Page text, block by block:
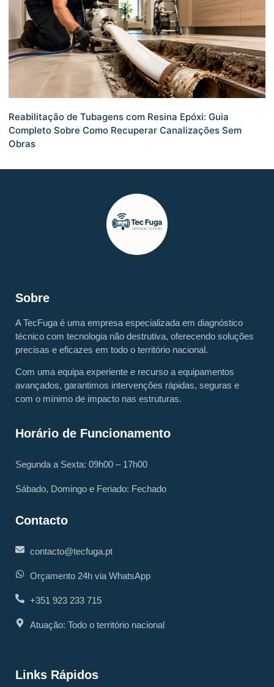
Reabilitação de Tubagens com Resina Epóxi: Guia
Completo Sobre Como Recuperar Canalizações Sem
Obras
Sobre
A TecFuga é uma empresa especializada em diagnóstico
técnico com tecnologia não destrutiva, oferecendo soluções
precisas e eficazes em todo o território nacional.
Com uma equipa experiente e recurso a equipamentos
avançados, garantimos intervenções rápidas, seguras e
com o mínimo de impacto nas estruturas.
Horário de Funcionamento
Segunda a Sexta: 09h00 – 17h00
Sábado, Domingo e Feriado: Fechado
Contacto
contacto@tecfuga.pt
Orçamento 24h via WhatsApp
+351 923 233 715
Atuação: Todo o território nacional
Links Rápidos